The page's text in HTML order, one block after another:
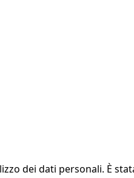
dei dati personali. È